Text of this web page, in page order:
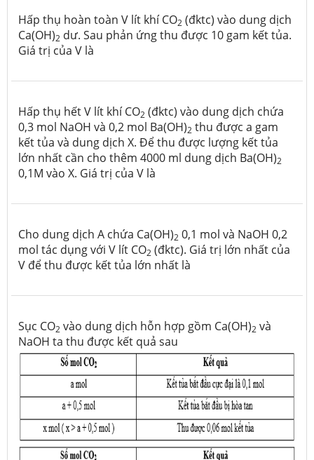
Hấp thụ hoàn toàn V lít khí CO2 (đktc) vào dung dịch
Ca(OH)2 dư. Sau phản ứng thu được 10 gam kết tủa.
Giá trị của V là
Hấp thụ hết V lít khí CO2 (đktc) vào dung dịch chứa
0,3 mol NaOH và 0,2 mol Ba(OH)2 thu được a gam
kết tủa và dung dịch X. Để thu được lượng kết tủa
lớn nhất cần cho thêm 4000 ml dung dịch Ba(OH)2
0,1M vào X. Giá trị của V là
Cho dung dịch A chứa Ca(OH)2 0,1 mol và NaOH 0,2
mol tác dụng với V lít CO2 (đktc). Giá trị lớn nhất của
V để thu được kết tủa lớn nhất là
Sục CO2 vào dung dịch hỗn hợp gồm Ca(OH)2 và
NaOH ta thu được kết quả sau